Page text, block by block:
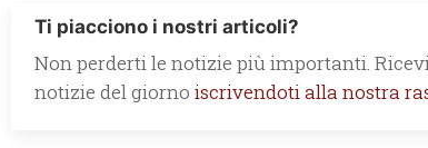
Ti piacciono i nostri articoli?
Non perderti le notizie più importanti.
notizie del giorno iscrivendoti alla nostra